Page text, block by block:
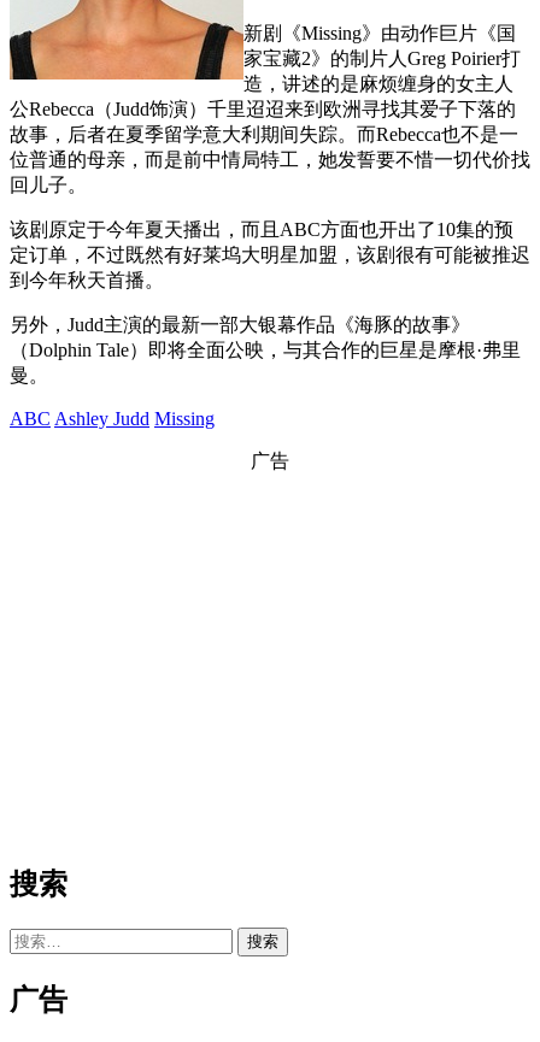
新剧《Missing》由动作巨片《国
家宝藏2》的制片人Greg Poirier打
造，讲述的是麻烦缠身的女主人
公Rebecca（Judd饰演）千里迢迢来到欧洲寻找其爱子下落的
故事，后者在夏季留学意大利期间失踪。而Rebecca也不是一
位普通的母亲，而是前中情局特工，她发誓要不惜一切代价找
回儿子。
该剧原定于今年夏天播出，而且ABC方面也开出了10集的预
定订单，不过既然有好莱坞大明星加盟，该剧很有可能被推迟
到今年秋天首播。
另外，Judd主演的最新一部大银幕作品《海豚的故事》
（Dolphin Tale）即将全面公映，与其合作的巨星是摩根·弗里
曼。
ABC Ashley Judd Missing
广告
搜索
搜
广告